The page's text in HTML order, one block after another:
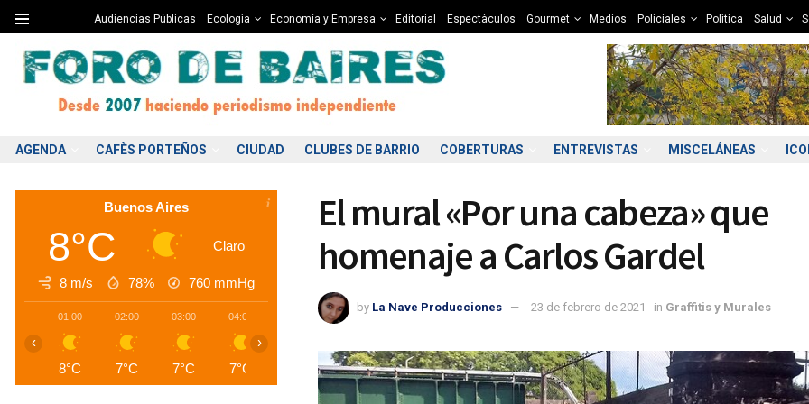
Audiencias Públicas Ecologìa Economía y Empresa Editorial Espectàculos Gourmet Medios Policiales Polìtica Salud
AGENDA CAFÈS PORTEÑOS CIUDAD CLUBES DE BARRIO COBERTURAS ENTREVISTAS MISCELÁNEAS
El mural «Por una cabeza» que
homenaje a Carlos Gardel
by La Nave Producciones 23 de febrero de 2021 in Graffitis y Murales
Buenos Aires
8°C Claro
8 m/s 78% 760 mmHg
01:00
8°C
02:00
7°C
03:00
7°C
04:00
7°C
06:00
6°C 5°C 5°C 6°C 7°C 8°C 10°C 11°C
‹ ›